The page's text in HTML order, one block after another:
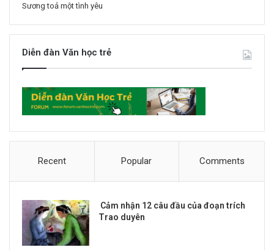
Sương toả một tình yêu
Diễn đàn Văn học trẻ
Recent Popular Comments
Cảm nhận 12 câu đầu của đoạn trích
Trao duyên